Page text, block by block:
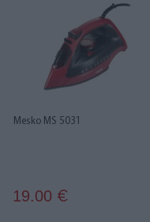
Mesko MS 5031
19.00 €